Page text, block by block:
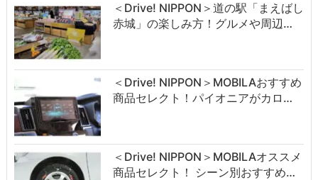
＜Drive! NIPPON＞道の駅「まえばし
赤城」の楽しみ方！グルメや周辺…
＜Drive! NIPPON＞MOBILAおすすめ
商品セレクト！パイオニアがカロ…
＜Drive! NIPPON＞MOBILAオススメ
商品セレクト！ シーン別おすすめ…